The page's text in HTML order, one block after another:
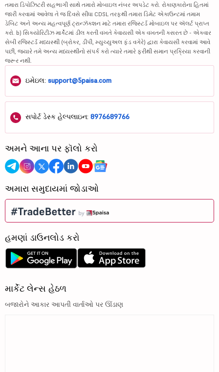
તમારા ડિપોઝિટરી સહભાગી સાથે તમારો મોબાઇલ નંબર અપડેટ કરો. રોકાણકારોના હિતમાં
જારી કરવામાં આવેલા તે જ દિવસે સીધા CDSL તરફથી તમારા ડિમેટ એકાઉન્ટમાં તમામ
ડેબિટ અને અન્ય મહત્વપૂર્ણ ટ્રાન્ઝૅક્શન માટે તમારા રજિસ્ટર્ડ મોબાઇલ પર ઍલર્ટ પ્રાપ્ત
કરો. b) સિક્યોરિટીઝ માર્કેટમાં ડીલ કરતી વખતે કેવાયસી એક વખતની કસરત છે - એકવાર
સેબી રજિસ્ટર્ડ મધ્યસ્થી (બ્રોકર, ડીપી, મ્યુચ્યુઅલ ફંડ વગેરે) દ્વારા કેવાયસી કરવામાં આવે
પછી, જ્યારે તમે અન્ય મધ્યસ્થીનો સંપર્ક કરો ત્યારે તમારે ફરીથી સમાન પ્રક્રિયા કરવાની
જરૂર નથી.
ઇમેઇલ: support@5paisa.com
સપોર્ટ ડેસ્ક હેલ્પલાઇન: 8976689766
અમને આના પર ફૉલો કરો
અમારા સમુદાયમાં જોડાઓ
હમણાં ડાઉનલોડ કરો
માર્કેટ લેન્સ હેઠળ
બજારોને આકાર આપતી વાર્તાઓ પર ઊંડાણ